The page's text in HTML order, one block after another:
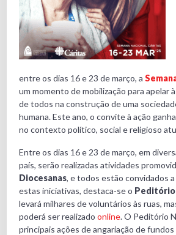
entre os dias 16 e 23 de março, a
um momento de mobilização para apelar
de todos na construção de uma
humana. Este ano, o convite à ação
no contexto político, social e religioso
Entre os dias 16 e 23 de março, em
país, serão realizadas atividades
Diocesanas, e todos estão convidados
estas iniciativas, destaca-se o Peditório
levará milhares de voluntários às ruas,
poderá ser realizadoonline. O Peditório
principais ações de angariação de